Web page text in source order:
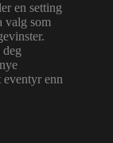
en setting
valg som
eventyr enn